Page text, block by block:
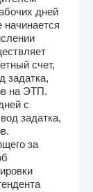
дней
счет,
задатка,
на ЭТП.
с
задатка,
за